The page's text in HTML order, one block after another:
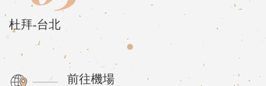
杜拜-台北
前往機場